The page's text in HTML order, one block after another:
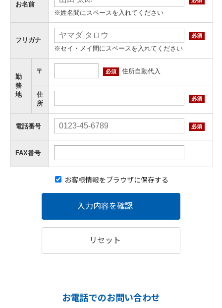
お名前
※姓名間にスペースを入れてください
フリガナ
必須
※セイ・メイ間にスペースを入れてください
勤
務
地
〒 必須 住所自動代入
住
所
必須
電話番号 必須
FAX番号
お客様情報をブラウザに保存する
入力内容を確認
リセット
お電話でのお問い合わせ